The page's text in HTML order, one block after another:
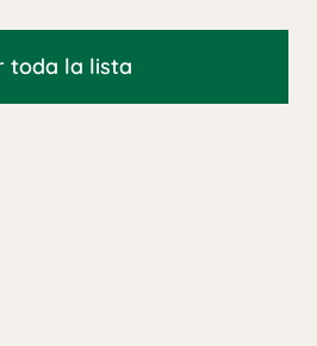
toda la lista